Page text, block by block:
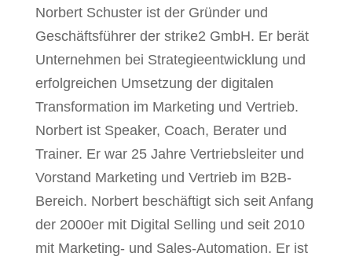
Norbert Schuster ist der Gründer und
Geschäftsführer der strike2 GmbH. Er berät
Unternehmen bei Strategieentwicklung und
erfolgreichen Umsetzung der digitalen
Transformation im Marketing und Vertrieb.
Norbert ist Speaker, Coach, Berater und
Trainer. Er war 25 Jahre Vertriebsleiter und
Vorstand Marketing und Vertrieb im B2B-
Bereich. Norbert beschäftigt sich seit Anfang
der 2000er mit Digital Selling und seit 2010
mit Marketing- und Sales-Automation. Er ist